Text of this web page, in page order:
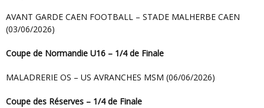
AVANT GARDE CAEN FOOTBALL – STADE MALHERBE CAEN
(03/06/2026)
Coupe de Normandie U16 – 1/4 de Finale
MALADRERIE OS – US AVRANCHES MSM (06/06/2026)
Coupe des Réserves – 1/4 de Finale